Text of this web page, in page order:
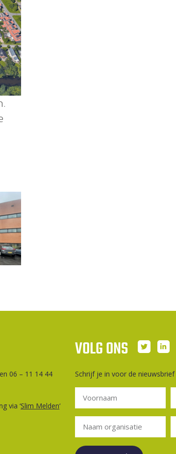
06 – 11 14 44
via ‘Slim Melden‘
VOLG ONS
Schrijf je in voor de nieuwsbrief